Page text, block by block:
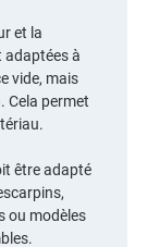
et la
adaptées à
vide, mais
Cela permet
être adapté
ou modèles